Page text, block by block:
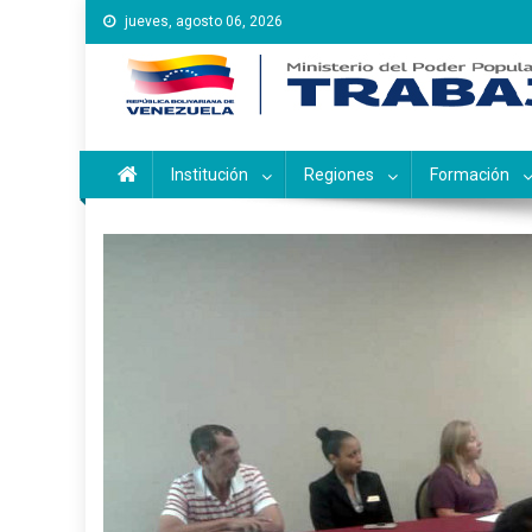
Saltar
al
contenido
jueves, agosto 06, 2026
Instituto Nacional de
Inces
Institución Regiones Formación